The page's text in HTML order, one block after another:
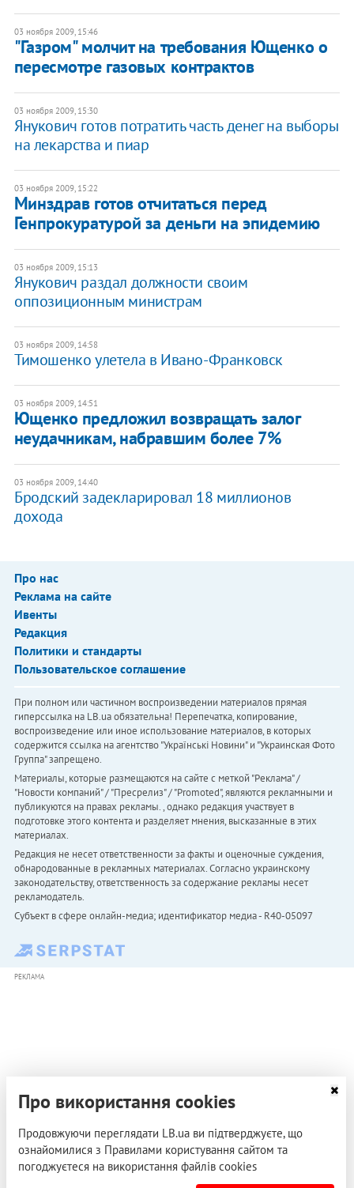
03 ноября 2009, 15:46
"Газром" молчит на требования Ющенко о
пересмотре газовых контрактов
03 ноября 2009, 15:30
Янукович готов потратить часть денег на выборы
на лекарства и пиар
03 ноября 2009, 15:22
Минздрав готов отчитаться перед
Генпрокуратурой за деньги на эпидемию
03 ноября 2009, 15:13
Янукович раздал должности своим
оппозиционным министрам
03 ноября 2009, 14:58
Тимошенко улетела в Ивано-Франковск
03 ноября 2009, 14:51
Ющенко предложил возвращать залог
неудачникам, набравшим более 7%
03 ноября 2009, 14:40
Бродский задекларировал 18 миллионов
дохода
Про нас
Реклама на сайте
Ивенты
Редакция
Политики и стандарты
Пользовательское соглашение
При полном или частичном воспроизведении материалов прямая
гиперссылка на LB.ua обязательна! Перепечатка, копирование,
воспроизведение или иное использование материалов, в которых
содержится ссылка на агентство "Українськi Новини" и "Украинская Фото
Группа" запрещено.
Материалы, которые размещаются на сайте с меткой "Реклама" /
"Новости компаний" / "Пресрелиз" / "Promoted", являются рекламными и
публикуются на правах рекламы. , однако редакция участвует в
подготовке этого контента и разделяет мнения, высказанные в этих
материалах.
Редакция не несет ответственности за факты и оценочные суждения,
обнародованные в рекламных материалах. Согласно украинскому
законодательству, ответственность за содержание рекламы несет
рекламодатель.
Субъект в сфере онлайн-медиа; идентификатор медиа - R40-05097
РЕКЛАМА
Про використання cookies
Продовжуючи переглядати LB.ua ви підтверджуєте, що
ознайомилися з Правилами користування сайтом та
погоджуєтеся на використання файлів cookies